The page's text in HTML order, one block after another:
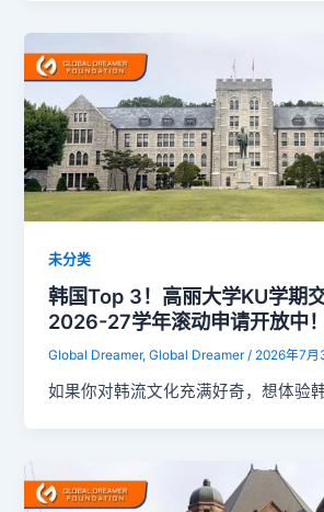
未分类
韩国Top 3！高丽大学KU学期
2026-27学年滚动申请开放中！
Global Dreamer, Global Dreamer/ 2026年7月
如果你对韩流文化充满好奇，想体验